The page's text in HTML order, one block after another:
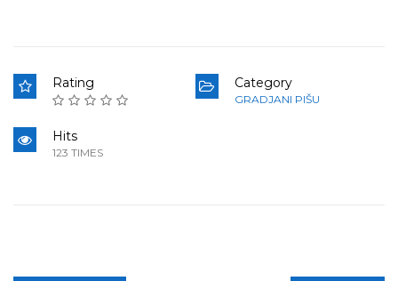
Rating Category
GRADJANI PIŠU
Hits
123 TIMES